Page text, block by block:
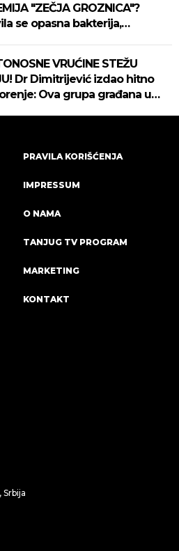
"ZEČJA GROZNICA"?
se opasna bakterija,
VRUĆINE STEŽU
Dr Dimitrijević izdao hitno
Ova grupa građana u
PRAVILA KORIŠĆENJA
IMPRESSUM
O NAMA
TANJUG TV PROGRAM
MARKETING
KONTAKT
Srbija